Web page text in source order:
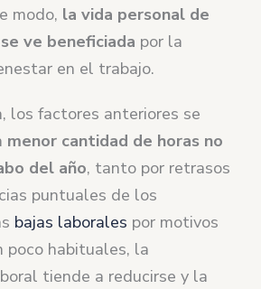
modo, la vida personal de
ve beneficiada por la
en el trabajo.
los factores anteriores se
menor cantidad de horas no
del año, tanto por retrasos
puntuales de los
bajas laborales por motivos
poco habituales, la
tiende a reducirse y la